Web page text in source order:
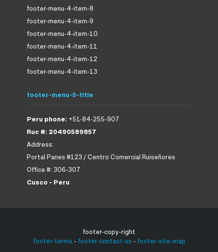
footer-menu-4-item-8
footer-menu-4-item-9
footer-menu-4-item-10
footer-menu-4-item-11
footer-menu-4-item-12
footer-menu-4-item-13
footer-menu-5-title
Peru phone: +51-84-255-907
Ruc #: 20490589857
Address:
Portal Panes #123 / Centro Comercial Ruiseñores
Office #: 306-307
Cusco - Peru
footer-copy-right
footer-terms - footer-contact-us - footer-site-map